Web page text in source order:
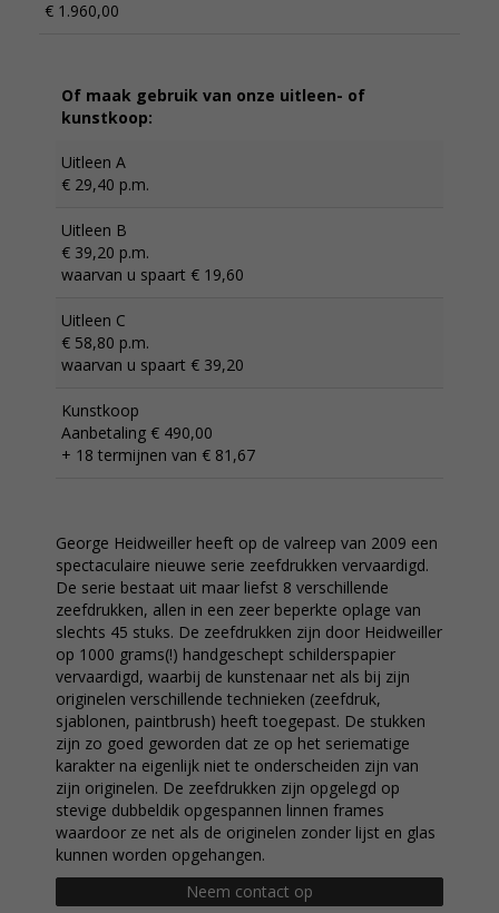
€ 1.960,00
Of maak gebruik van onze uitleen- of
kunstkoop:
Uitleen A
€ 29,40 p.m.
Uitleen B
€ 39,20 p.m.
waarvan u spaart € 19,60
Uitleen C
€ 58,80 p.m.
waarvan u spaart € 39,20
Kunstkoop
Aanbetaling € 490,00
+ 18 termijnen van € 81,67
George Heidweiller heeft op de valreep van 2009 een
spectaculaire nieuwe serie zeefdrukken vervaardigd.
De serie bestaat uit maar liefst 8 verschillende
zeefdrukken, allen in een zeer beperkte oplage van
slechts 45 stuks. De zeefdrukken zijn door Heidweiller
op 1000 grams(!) handgeschept schilderspapier
vervaardigd, waarbij de kunstenaar net als bij zijn
originelen verschillende technieken (zeefdruk,
sjablonen, paintbrush) heeft toegepast. De stukken
zijn zo goed geworden dat ze op het seriematige
karakter na eigenlijk niet te onderscheiden zijn van
zijn originelen. De zeefdrukken zijn opgelegd op
stevige dubbeldik opgespannen linnen frames
waardoor ze net als de originelen zonder lijst en glas
kunnen worden opgehangen.
Neem contact op